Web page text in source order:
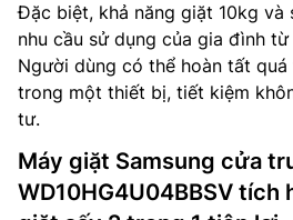
Đặc biệt, khả năng giặt 10kg
nhu cầu sử dụng của gia đình
Người dùng có thể hoàn tất
trong một thiết bị, tiết kiệm
tư.
Máy giặt Samsung cửa
WD10HG4U04BBSV tích